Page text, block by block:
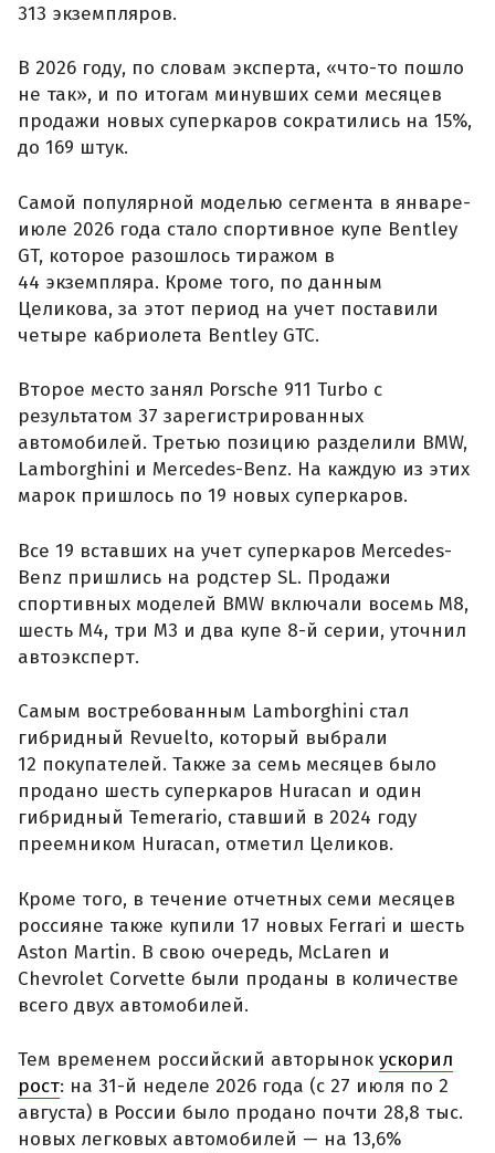
313 экземпляров.
В 2026 году, по словам эксперта, «что-то пошло
не так», и по итогам минувших семи месяцев
продажи новых суперкаров сократились на 15%,
до 169 штук.
Самой популярной моделью сегмента в январе-
июле 2026 года стало спортивное купе Bentley
GT, которое разошлось тиражом в
44 экземпляра. Кроме того, по данным
Целикова, за этот период на учет поставили
четыре кабриолета Bentley GTC.
Второе место занял Porsche 911 Turbo с
результатом 37 зарегистрированных
автомобилей. Третью позицию разделили BMW,
Lamborghini и Mercedes-Benz. На каждую из этих
марок пришлось по 19 новых суперкаров.
Все 19 вставших на учет суперкаров Mercedes-
Benz пришлись на родстер SL. Продажи
спортивных моделей BMW включали восемь M8,
шесть M4, три M3 и два купе 8-й серии, уточнил
автоэксперт.
Самым востребованным Lamborghini стал
гибридный Revuelto, который выбрали
12 покупателей. Также за семь месяцев было
продано шесть суперкаров Huracan и один
гибридный Temerario, ставший в 2024 году
преемником Huracan, отметил Целиков.
Кроме того, в течение отчетных семи месяцев
россияне также купили 17 новых Ferrari и шесть
Aston Martin. В свою очередь, McLaren и
Chevrolet Corvette были проданы в количестве
всего двух автомобилей.
Тем временем российский авторынок ускорил
рост: на 31-й неделе 2026 года (с 27 июля по 2
августа) в России было продано почти 28,8 тыс.
новых легковых автомобилей — на 13,6%